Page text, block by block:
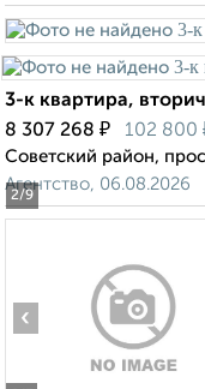
2/9
3-к квартира,
8 307 268 ₽ 102 800
Советский район,
Агентство, 06.08.2026
‹